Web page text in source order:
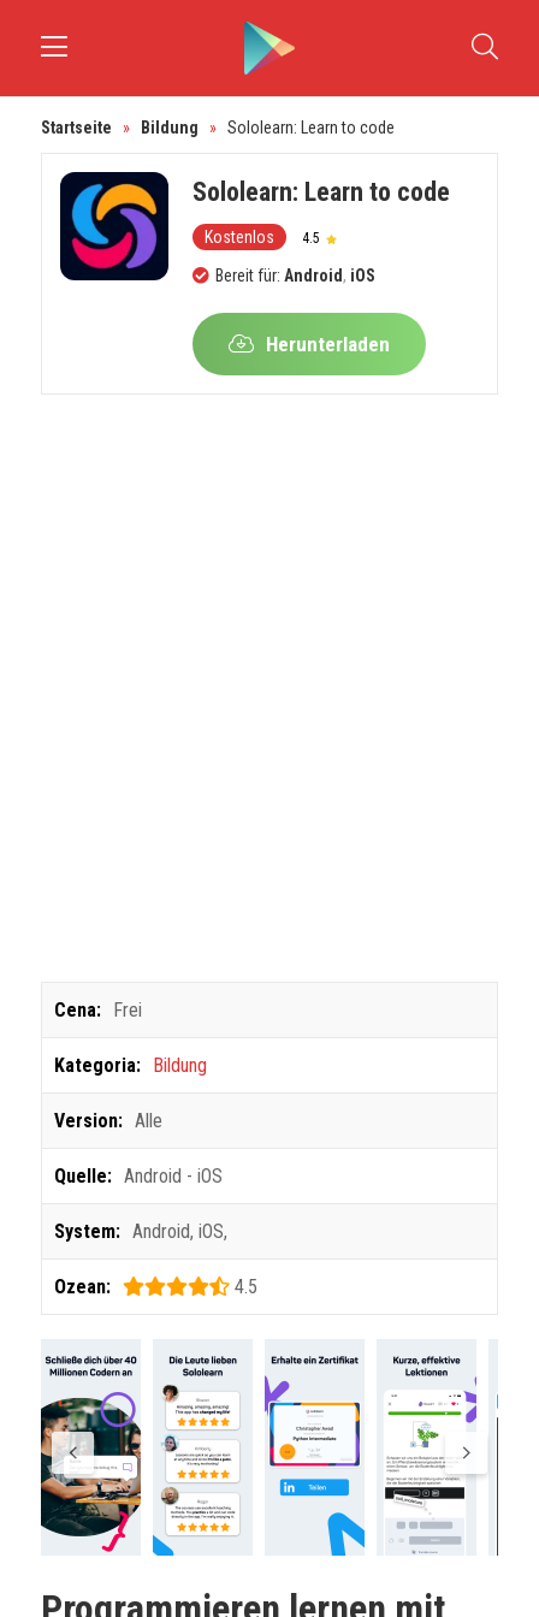
Startseite » Bildung » Sololearn: Learn to code
Sololearn: Learn to code
Kostenlos 4.5
Bereit für: Android , iOS
Herunterladen
Cena: Frei
Kategoria: Bildung
Version: Alle
Quelle: Android - iOS
System: Android, iOS,
Ozean: 4.5